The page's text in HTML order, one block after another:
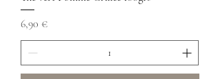
Prix
6,90 €